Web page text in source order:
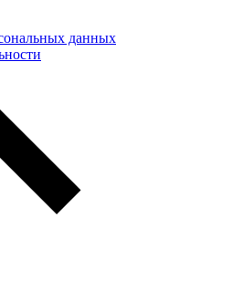
данных